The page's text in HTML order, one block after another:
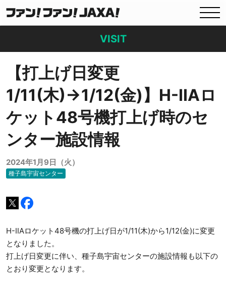
VISIT
【打上げ日変更
1/11(木)→1/12(金)】H-ⅡAロ
ケット48号機打上げ時のセ
ンター施設情報
2024年1月9日（火）
種子島宇宙センター
H-ⅡAロケット48号機の打上げ日が1/11(木)から1/12(金)に変更
となりました。
打上げ日変更に伴い、種子島宇宙センターの施設情報も以下の
とおり変更となります。